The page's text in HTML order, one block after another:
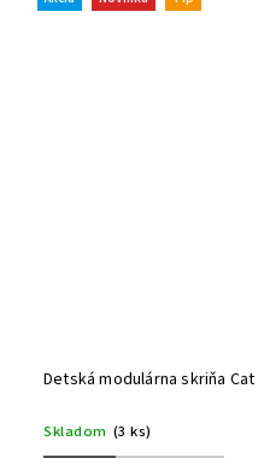
Detská modulárna skriňa Cat
Skladom (3 ks)